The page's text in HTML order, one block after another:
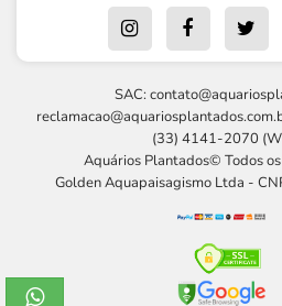
SAC:
(33) 4141-2070
Aquários Plantados© Todos
Golden Aquapaisagismo Ltda -